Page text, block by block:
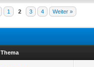
1 2 3 4 Weiter »
Thema